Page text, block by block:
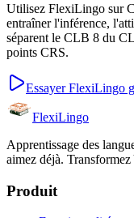
Utilisez FlexiLingo sur
entraîner l'inférence,
séparent le CLB 8 du
points CRS.
Essayer FlexiLingo
FlexiLingo
Apprentissage des
aimez déjà.
Produit